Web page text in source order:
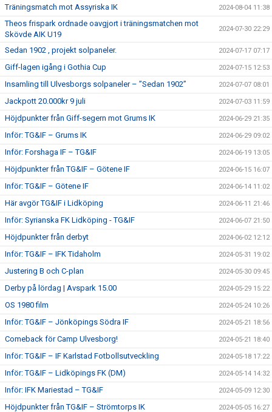
Träningsmatch mot Assyriska IK 2024-08-04 11:38
Theos frispark ordnade oavgjort i träningsmatchen mot
Skövde AIK U19
2024-07-30 22:29
Sedan 1902 , projekt solpaneler. 2024-07-17 07:17
Giff-lagen igång i Gothia Cup 2024-07-15 12:53
Insamling till Ulvesborgs solpaneler – ”Sedan 1902” 2024-07-07 08:01
Jackpott 20.000kr 9 juli 2024-07-03 11:59
Höjdpunkter från Giff-segern mot Grums IK 2024-06-29 21:35
Inför: TG&IF – Grums IK 2024-06-29 09:02
Inför: Forshaga IF – TG&IF 2024-06-19 13:05
Höjdpunkter från TG&IF – Götene IF 2024-06-15 16:07
Inför: TG&IF – Götene IF 2024-06-14 11:02
Här avgör TG&IF i Lidköping 2024-06-11 21:46
Inför: Syrianska FK Lidköping - TG&IF 2024-06-07 21:50
Höjdpunkter från derbyt 2024-06-02 12:12
Inför: TG&IF – IFK Tidaholm 2024-05-31 19:02
Justering B och C-plan 2024-05-30 09:45
Derby på lördag | Avspark 15.00 2024-05-29 15:22
OS 1980 film 2024-05-24 10:26
Inför: TG&IF – Jönköpings Södra IF 2024-05-21 18:56
Comeback för Camp Ulvesborg! 2024-05-21 18:40
Inför: TG&IF – IF Karlstad Fotbollsutveckling 2024-05-18 17:22
Inför: TG&IF – Lidköpings FK (DM) 2024-05-14 14:32
Inför: IFK Mariestad – TG&IF 2024-05-09 12:30
Höjdpunkter från TG&IF – Strömtorps IK 2024-05-05 16:27